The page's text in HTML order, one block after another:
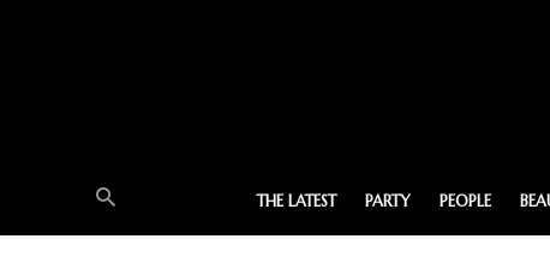
THE LATEST PARTY PEOPLE